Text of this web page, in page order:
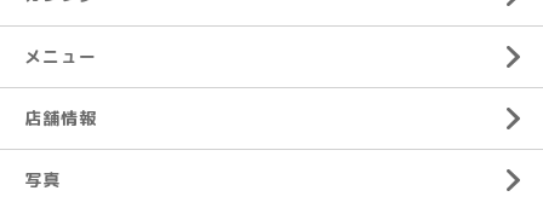
メニュー
店舗情報
写真